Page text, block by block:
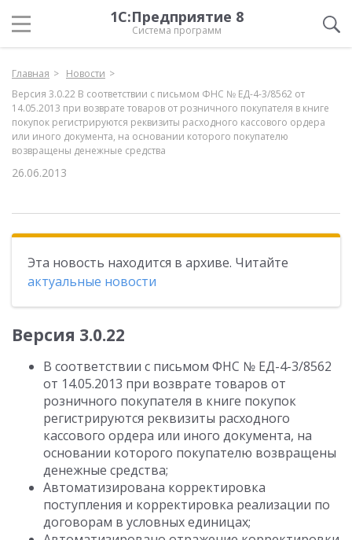
1С:Предприятие 8
Система программ
Главная
Новости
Версия 3.0.22 В соответствии с письмом ФНС № ЕД-4-3/8562 от
14.05.2013 при возврате товаров от розничного покупателя в книге
покупок регистрируются реквизиты расходного кассового ордера
или иного документа, на основании которого покупателю
возвращены денежные средства
26.06.2013
Эта новость находится в архиве. Читайте
актуальные новости
Версия 3.0.22
В соответствии с письмом ФНС № ЕД-4-3/8562
от 14.05.2013 при возврате товаров от
розничного покупателя в книге покупок
регистрируются реквизиты расходного
кассового ордера или иного документа, на
основании которого покупателю возвращены
денежные средства;
Автоматизирована корректировка
поступления и корректировка реализации по
договорам в условных единицах;